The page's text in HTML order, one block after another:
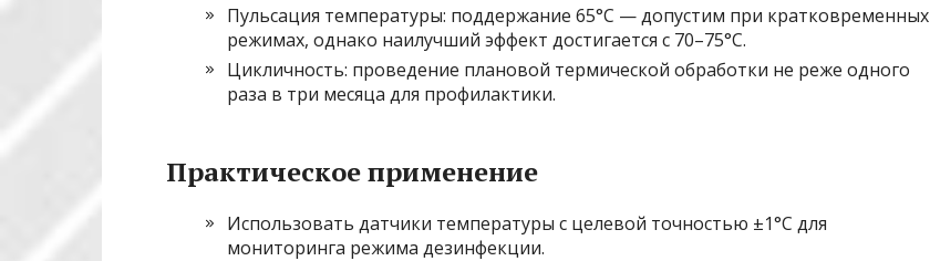
Пульсация температуры: поддержание 65°С — допустим при кратковременных
режимах, однако наилучший эффект достигается с 70–75°С.
Цикличность: проведение плановой термической обработки не реже одного
раза в три месяца для профилактики.
Практическое применение
Использовать датчики температуры с целевой точностью ±1°С для
мониторинга режима дезинфекции.